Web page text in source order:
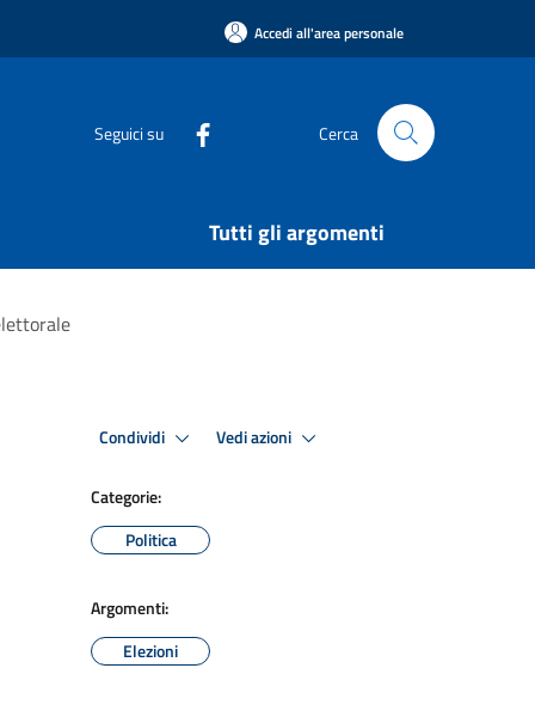
Accedi all'area personale
Seguici su Cerca
Tutti gli argomenti
Condividi Vedi azioni
Categorie:
Politica
Argomenti:
Elezioni